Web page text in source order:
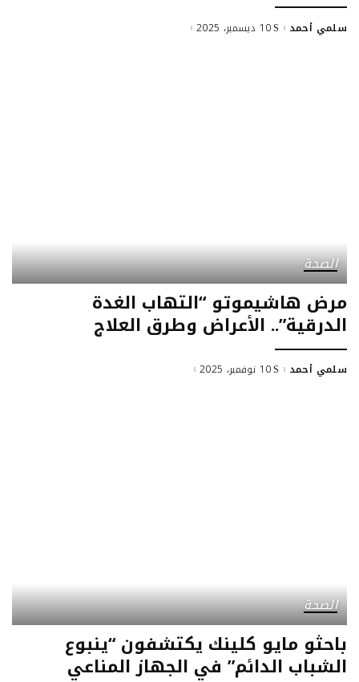
Posted
سلمي أحمد 10 ديسمبر، 2025
الصحة
مرض هاشيموتو “التهاب الغدة
الدرقية”.. الأعراض وطرق العلاج
Posted
سلمي أحمد 10 نوفمبر، 2025
الصحة
باحثو مايو كلينك يكتشفون “ينبوع
الشباب الدائم” في الجهاز المناعي